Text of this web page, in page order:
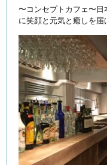
〜コンセプトカフェ〜
に笑顔と元気と癒しを届